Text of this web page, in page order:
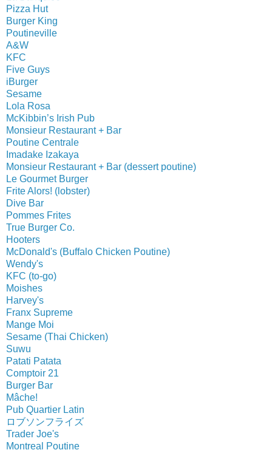
Pizza Hut
Burger King
Poutineville
A&W
KFC
Five Guys
iBurger
Sesame
Lola Rosa
McKibbin’s Irish Pub
Monsieur Restaurant + Bar
Poutine Centrale
Imadake Izakaya
Monsieur Restaurant + Bar (dessert poutine)
Le Gourmet Burger
Frite Alors! (lobster)
Dive Bar
Pommes Frites
True Burger Co.
Hooters
McDonald's (Buffalo Chicken Poutine)
Wendy's
KFC (to-go)
Moishes
Harvey's
Franx Supreme
Mange Moi
Sesame (Thai Chicken)
Suwu
Patati Patata
Comptoir 21
Burger Bar
Mâche!
Pub Quartier Latin
ロブソンフライズ
Trader Joe's
Montreal Poutine